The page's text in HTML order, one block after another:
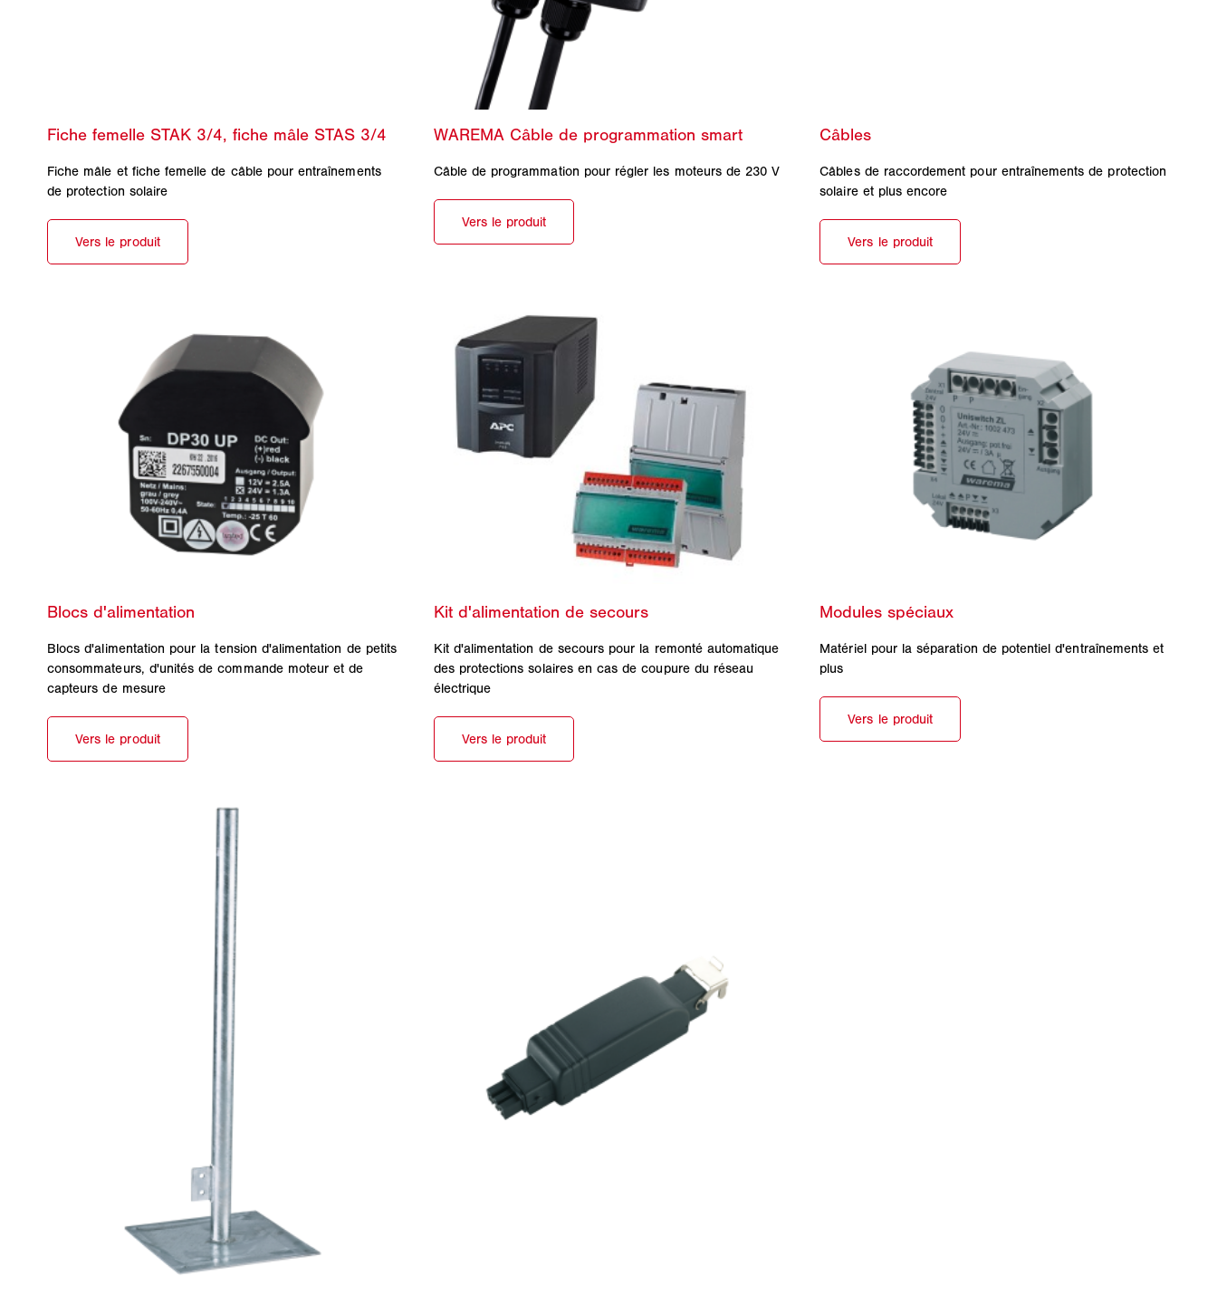
Fiche mâle et fiche femelle de câble pour entraînements
de protection solaire
Câble de programmation pour régler les moteurs de 230 V
Câbles de raccordement pour entraînements de protection
solaire et plus encore
Blocs d'alimentation pour la tension d'alimentation de petits
consommateurs, d'unités de commande moteur et de
capteurs de mesure
Kit d'alimentation de secours pour la remonté automatique
des protections solaires en cas de coupure du réseau
électrique
Matériel pour la séparation de potentiel d'entraînements et
plus